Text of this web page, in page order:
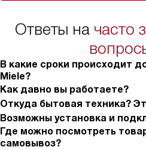
Ответы на часто
В какие сроки происходит
Miele?
Как давно вы работаете?
Откуда бытовая техника?
Возможны установка и
Где можно посмотреть
самовывоз?